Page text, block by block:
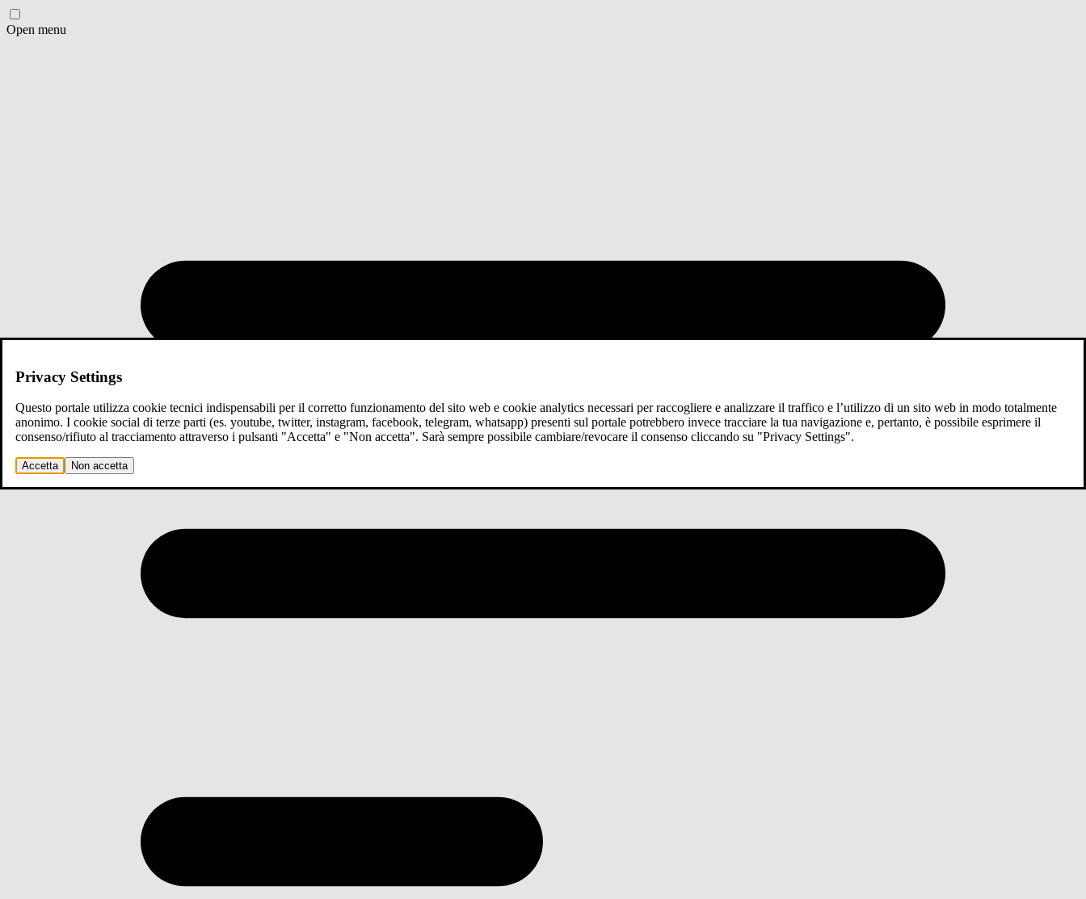
Open menu
Privacy Settings
Questo portale utilizza cookie tecnici indispensabili per il corretto funzionamento del sito web e cookie analytics necessari per raccogliere e analizzare il traffico e l’utilizzo di un sito web in modo totalmente
anonimo. I cookie social di terze parti (es. youtube, twitter, instagram, facebook, telegram, whatsapp) presenti sul portale potrebbero invece tracciare la tua navigazione e, pertanto, è possibile esprimere il
consenso/rifiuto al tracciamento attraverso i pulsanti "Accetta" e "Non accetta". Sarà sempre possibile cambiare/revocare il consenso cliccando su "Privacy Settings".
Accetta Non accetta